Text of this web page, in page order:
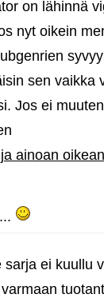
on lähinnä
nyt oikein
sen vaikka
Jos ei
ainoan oikean
sarja ei kuullu